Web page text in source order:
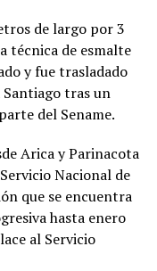
de largo por 3
técnica de esmalte
y fue trasladado
Santiago tras un
del Sename.
Arica y Parinacota
Nacional de
que se encuentra
hasta enero
al Servicio